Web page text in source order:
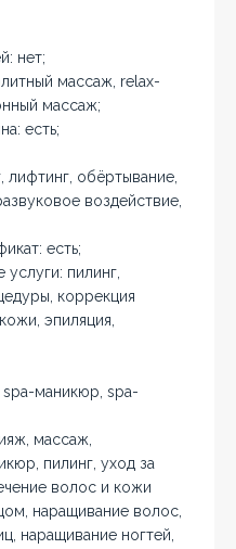
нет;
массаж, relax-
массаж;
есть;
лифтинг, обёртывание,
воздействие,
есть;
услуги: пилинг,
коррекция
эпиляция,
spa-маникюр, spa-
массаж,
пилинг, уход за
волос и кожи
наращивание волос,
наращивание ногтей,